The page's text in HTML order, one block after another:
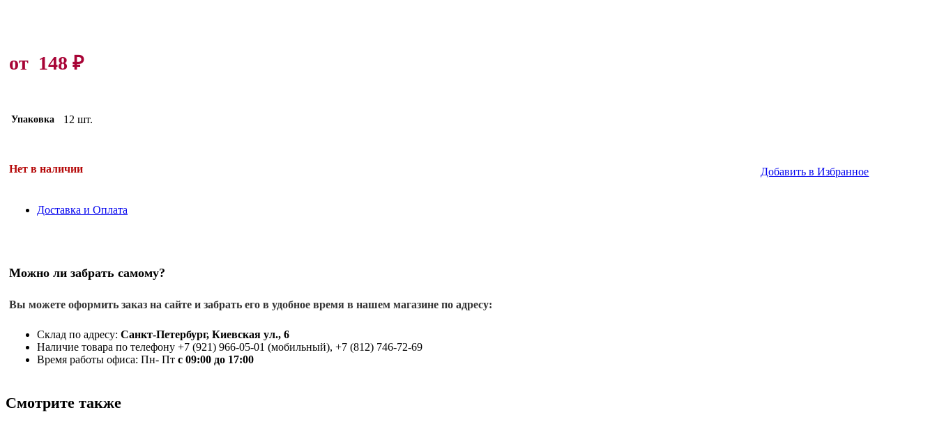
от 148 ₽
Упаковка 12 шт.
Нет в наличии Добавить в Избранное
Доставка и Оплата
Можно ли забрать самому?
Вы можете оформить заказ на сайте и забрать его в удобное время в нашем магазине по адресу:
Склад по адресу: Санкт-Петербург, Киевская ул., 6
Наличие товара по телефону +7 (921) 966-05-01 (мобильный), +7 (812) 746-72-69
Время работы офиса: Пн- Пт с 09:00 до 17:00
Смотрите также